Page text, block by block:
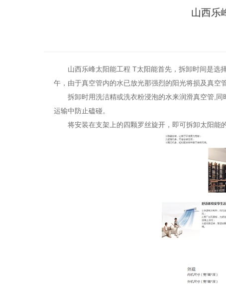
山西乐
山西乐峰太阳能工程 T太阳能首先，拆卸时间是选
午，由于真空管内的水已放光那强烈的阳光将损及真空
拆卸时用洗洁精或洗衣粉浸泡的水来润滑真空管 ,
运输中防止磕碰。
将安装在支架上的四颗罗丝旋开，即可拆卸太阳能